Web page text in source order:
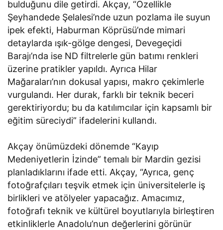
bulduğunu dile getirdi. Akçay, “Özellikle
Şeyhandede Şelalesi’nde uzun pozlama ile suyun
ipek efekti, Haburman Köprüsü’nde mimari
detaylarda ışık-gölge dengesi, Devegeçidi
Barajı’nda ise ND filtrelerle gün batımı renkleri
üzerine pratikler yapıldı. Ayrıca Hilar
Mağaraları’nın dokusal yapısı, makro çekimlerle
vurgulandı. Her durak, farklı bir teknik beceri
gerektiriyordu; bu da katılımcılar için kapsamlı bir
eğitim süreciydi” ifadelerini kullandı.
Akçay önümüzdeki dönemde “Kayıp
Medeniyetlerin İzinde” temalı bir Mardin gezisi
planladıklarını ifade etti. Akçay, “Ayrıca, genç
fotoğrafçıları teşvik etmek için üniversitelerle iş
birlikleri ve atölyeler yapacağız. Amacımız,
fotoğrafı teknik ve kültürel boyutlarıyla birleştiren
etkinliklerle Anadolu’nun değerlerini görünür